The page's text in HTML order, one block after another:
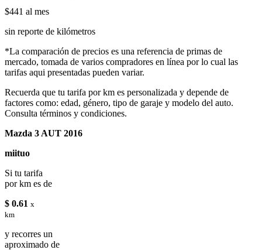
$441 al mes
sin reporte de kilómetros
*La comparación de precios es una referencia de primas de
mercado, tomada de varios compradores en línea por lo cual las
tarifas aqui presentadas pueden variar.
Recuerda que tu tarifa por km es personalizada y depende de
factores como: edad, género, tipo de garaje y modelo del auto.
Consulta términos y condiciones.
Mazda 3 AUT 2016
miituo
Si tu tarifa
por km es de
$ 0.61 x
km
y recorres un
aproximado de